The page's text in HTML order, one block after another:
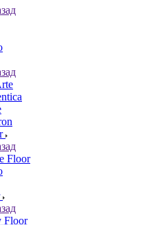
Floor
Floor